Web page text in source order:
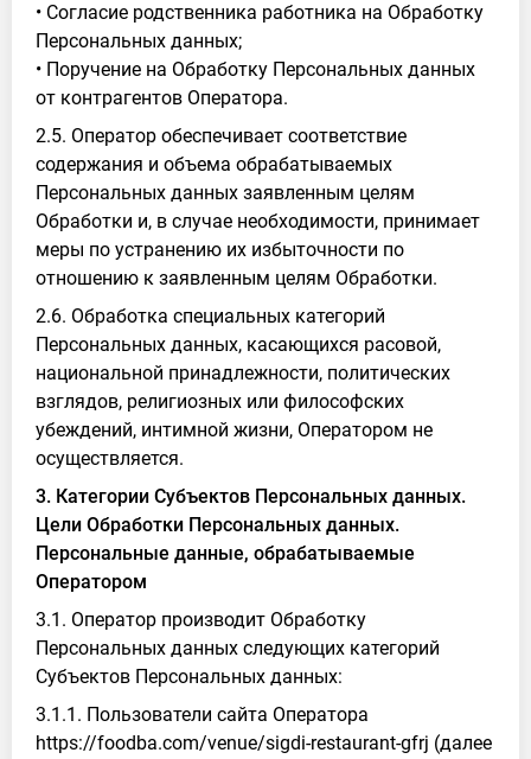
• Согласие родственника работника на Обработку
Персональных данных;
• Поручение на Обработку Персональных данных
от контрагентов Оператора.
2.5. Оператор обеспечивает соответствие
содержания и объема обрабатываемых
Персональных данных заявленным целям
Обработки и, в случае необходимости, принимает
меры по устранению их избыточности по
отношению к заявленным целям Обработки.
2.6. Обработка специальных категорий
Персональных данных, касающихся расовой,
национальной принадлежности, политических
взглядов, религиозных или философских
убеждений, интимной жизни, Оператором не
осуществляется.
3. Категории Субъектов Персональных данных.
Цели Обработки Персональных данных.
Персональные данные, обрабатываемые
Оператором
3.1. Оператор производит Обработку
Персональных данных следующих категорий
Субъектов Персональных данных:
3.1.1. Пользователи сайта Оператора
https://foodba.com/venue/sigdi-restaurant-gfrj (далее